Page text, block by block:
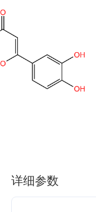
详细参数